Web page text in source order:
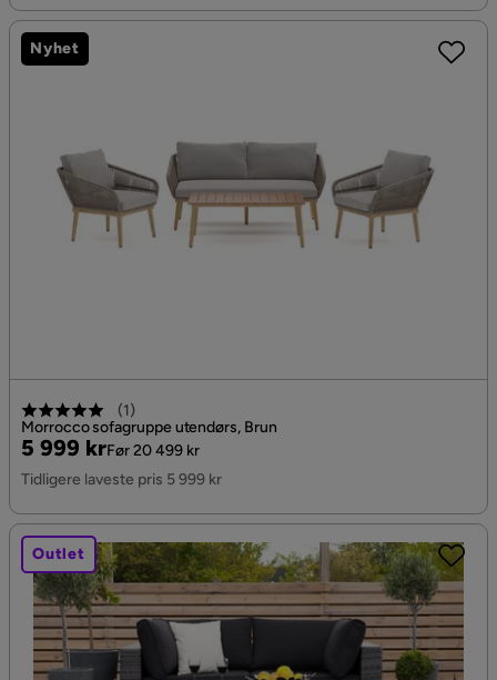
(1)
Morrocco sofagruppe utendørs, Brun
Pris
5 999 kr
Original
Pris
Før 20 499 kr
Tidligere laveste pris 5 999 kr
Nyhet
Outlet